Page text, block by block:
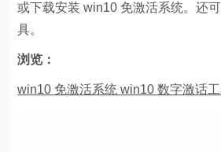
或下载安装 win10 免激活系统。还
具。
浏览：
win10 免激活系统win10 数字激话